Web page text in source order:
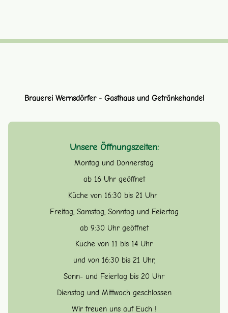
Brauerei Wernsdörfer - Gasthaus und Getränkehandel
Unsere Öffnungszeiten:
Montag und Donnerstag
ab 16 Uhr geöffnet
Küche von 16:30 bis 21 Uhr
Freitag, Samstag, Sonntag und Feiertag
ab 9:30 Uhr geöffnet
Küche von 11 bis 14 Uhr
und von 16:30 bis 21 Uhr,
Sonn- und Feiertag bis 20 Uhr
Dienstag und Mittwoch geschlossen
Wir freuen uns auf Euch !